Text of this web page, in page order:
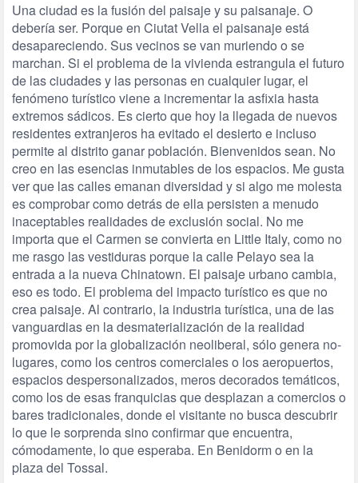
Una ciudad es la fusión del paisaje y su paisanaje. O
debería ser. Porque en Ciutat Vella el paisanaje está
desapareciendo. Sus vecinos se van muriendo o se
marchan. Si el problema de la vivienda estrangula el futuro
de las ciudades y las personas en cualquier lugar, el
fenómeno turístico viene a incrementar la asfixia hasta
extremos sádicos. Es cierto que hoy la llegada de nuevos
residentes extranjeros ha evitado el desierto e incluso
permite al distrito ganar población. Bienvenidos sean. No
creo en las esencias inmutables de los espacios. Me gusta
ver que las calles emanan diversidad y si algo me molesta
es comprobar como detrás de ella persisten a menudo
inaceptables realidades de exclusión social. No me
importa que el Carmen se convierta en Little Italy, como no
me rasgo las vestiduras porque la calle Pelayo sea la
entrada a la nueva Chinatown. El paisaje urbano cambia,
eso es todo. El problema del impacto turístico es que no
crea paisaje. Al contrario, la industria turística, una de las
vanguardias en la desmaterialización de la realidad
promovida por la globalización neoliberal, sólo genera no-
lugares, como los centros comerciales o los aeropuertos,
espacios despersonalizados, meros decorados temáticos,
como los de esas franquicias que desplazan a comercios o
bares tradicionales, donde el visitante no busca descubrir
lo que le sorprenda sino confirmar que encuentra,
cómodamente, lo que esperaba. En Benidorm o en la
plaza del Tossal.